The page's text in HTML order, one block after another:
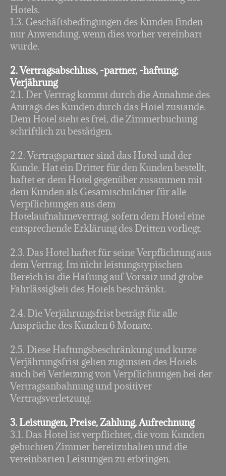
Hotels.
1.3. Geschäftsbedingungen des Kunden finden
nur Anwendung, wenn dies vorher vereinbart
wurde.
2. Vertragsabschluss, -partner, -haftung;
Verjährung
2.1. Der Vertrag kommt durch die Annahme des
Antrags des Kunden durch das Hotel zustande.
Dem Hotel steht es frei, die Zimmerbuchung
schriftlich zu bestätigen.
2.2. Vertragspartner sind das Hotel und der
Kunde. Hat ein Dritter für den Kunden bestellt,
haftet er dem Hotel gegenüber zusammen mit
dem Kunden als Gesamtschuldner für alle
Verpflichtungen aus dem
Hotelaufnahmevertrag, sofern dem Hotel eine
entsprechende Erklärung des Dritten vorliegt.
2.3. Das Hotel haftet für seine Verpflichtung aus
dem Vertrag. Im nicht leistungstypischen
Bereich ist die Haftung auf Vorsatz und grobe
Fahrlässigkeit des Hotels beschränkt.
2.4. Die Verjährungsfrist beträgt für alle
Ansprüche des Kunden 6 Monate.
2.5. Diese Haftungsbeschränkung und kurze
Verjährungsfrist gelten zugunsten des Hotels
auch bei Verletzung von Verpflichtungen bei der
Vertragsanbahnung und positiver
Vertragsverletzung.
3. Leistungen, Preise, Zahlung, Aufrechnung
3.1. Das Hotel ist verpflichtet, die vom Kunden
gebuchten Zimmer bereitzuhalten und die
vereinbarten Leistungen zu erbringen.